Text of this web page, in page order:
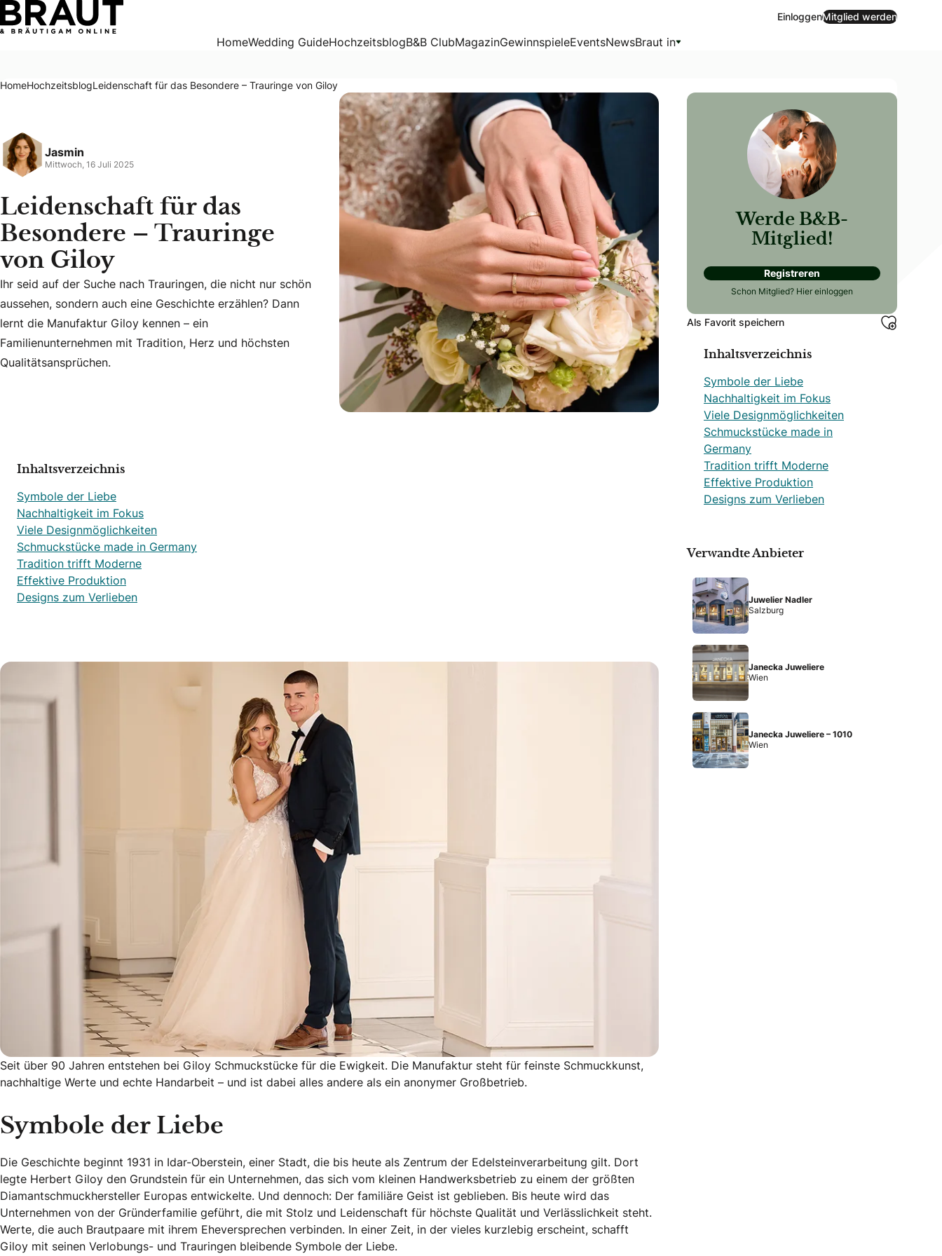
Leidenschaft für das Besondere – Trauringe von Giloy
EinloggenMitglied werden
HomeWedding GuideHochzeitsblogB&B ClubMagazinGewinnspieleEventsNewsBraut in
HomeHochzeitsblogLeidenschaft für das Besondere – Trauringe von Giloy
Jasmin
Mittwoch, 16 Juli 2025
Leidenschaft für das
Besondere – Trauringe
von Giloy
Ihr seid auf der Suche nach Trauringen, die nicht nur schön aussehen, sondern auch eine Geschichte erzählen? Dann lernt die Manufaktur Giloy kennen – ein
Ihr seid auf der Suche nach Trauringen, die nicht nur schön
aussehen, sondern auch eine Geschichte erzählen? Dann
lernt die Manufaktur Giloy kennen – ein
Familienunternehmen mit Tradition, Herz und höchsten
Qualitätsansprüchen.
Inhaltsverzeichnis
Symbole der Liebe
Nachhaltigkeit im Fokus
Viele Designmöglichkeiten
Schmuckstücke made in Germany
Tradition trifft Moderne
Effektive Produktion
Designs zum Verlieben
Seit über 90 Jahren entstehen bei Giloy Schmuckstücke für die Ewigkeit. Die Manufaktur steht für feinste Schmuckkunst,
nachhaltige Werte und echte Handarbeit – und ist dabei alles andere als ein anonymer Großbetrieb.
Symbole der Liebe
Die Geschichte beginnt 1931 in Idar-Oberstein, einer Stadt, die bis heute als Zentrum der Edelsteinverarbeitung gilt. Dort
legte Herbert Giloy den Grundstein für ein Unternehmen, das sich vom kleinen Handwerksbetrieb zu einem der größten
Diamantschmuckhersteller Europas entwickelte. Und dennoch: Der familiäre Geist ist geblieben. Bis heute wird das
Unternehmen von der Gründerfamilie geführt, die mit Stolz und Leidenschaft für höchste Qualität und Verlässlichkeit steht.
Werte, die auch Brautpaare mit ihrem Eheversprechen verbinden. In einer Zeit, in der vieles kurzlebig erscheint, schafft
Giloy mit seinen Verlobungs- und Trauringen bleibende Symbole der Liebe.
Werde B&B-
Mitglied!
Registreren
Schon Mitglied? Hier einloggen
Als Favorit speichern
Inhaltsverzeichnis
Symbole der Liebe
Nachhaltigkeit im Fokus
Viele Designmöglichkeiten
Schmuckstücke made in
Germany
Tradition trifft Moderne
Effektive Produktion
Designs zum Verlieben
Verwandte Anbieter
Juwelier Nadler
Salzburg
Janecka Juweliere
Wien
Janecka Juweliere – 1010
Wien